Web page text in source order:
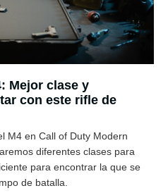
Mejor clase y
con este rifle de
M4 en Call of Duty Modern
diferentes clases para
para encontrar la que se
de batalla.